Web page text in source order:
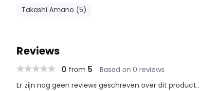
Takashi Amano (5)
Reviews
0 from 5 Based on 0 reviews
Er zijn nog geen reviews geschreven over dit product..